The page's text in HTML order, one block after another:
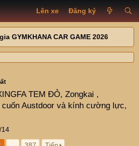
Lên xe Đăng ký
GYMKHANA CAR GAME 2026
TEM ĐỎ, Zongkai ,
Austdoor và kính cường lực,
14